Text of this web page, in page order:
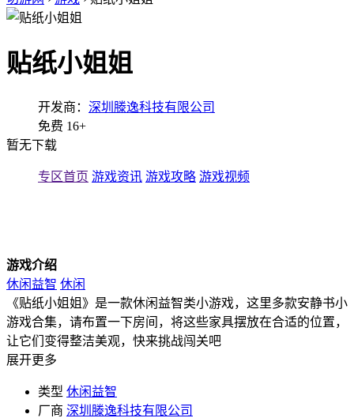
贴纸小姐姐
开发商： 深圳滕逸科技有限公司
免费 16+
暂无下载
专区首页 游戏资讯 游戏攻略 游戏视频
游戏介绍
休闲益智 休闲
《贴纸小姐姐》是一款休闲益智类小游戏，这里多款安静书小
游戏合集，请布置一下房间，将这些家具摆放在合适的位置，
让它们变得整洁美观，快来挑战闯关吧
展开更多
类型 休闲益智
厂商 深圳滕逸科技有限公司